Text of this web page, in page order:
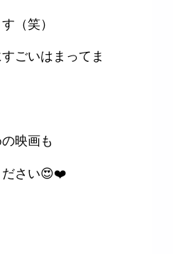
（笑）
ごいはまってま
映画も
ださい😍❤️